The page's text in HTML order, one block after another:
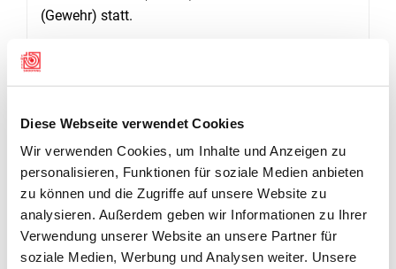
Diese Webseite verwendet Cookies
Wir verwenden Cookies, um Inhalte und Anzeigen zu
personalisieren, Funktionen für soziale Medien anbieten
zu können und die Zugriffe auf unsere Website zu
analysieren. Außerdem geben wir Informationen zu Ihrer
Verwendung unserer Website an unsere Partner für
soziale Medien, Werbung und Analysen weiter. Unsere
(Gewehr) statt.
Schiesssportverband und dem Schweizerischen
Fischereiverband bietet die Monatura mit
FreeTheBees und der Rehkitzrettung Kanton Bern
neu ein noch breiteres Programm. Damit bietet die
Messe Aufklärungsarbeit rund um das Thema
Biodiversität, vermittelt die Wichtigkeit dieser auf
spielerische Art und ist so auch für Schulklassen